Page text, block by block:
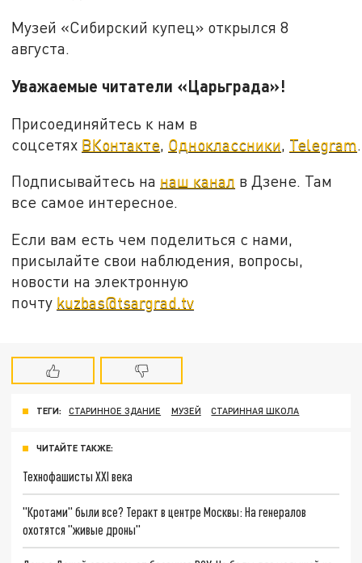
Музей «Сибирский купец» открылся 8
августа.
Уважаемые читатели «Царьграда»!
Присоединяйтесь к нам в
соцсетях ВКонтакте Одноклассники Telegram
Подписывайтесь на наш канал в Дзене. Там
все самое интересное.
Если вам есть чем поделиться с нами,
присылайте свои наблюдения, вопросы,
новости на электронную
почту kuzbas@tsargrad.tv
ТЕГИ: СТАРИННОЕ ЗДАНИЕ МУЗЕЙ СТАРИННАЯ ШКОЛА
ЧИТАЙТЕ ТАКЖЕ:
Технофашисты XXI века
"Кротами" были все? Теракт в центре Москвы: На генералов
охотятся "живые дроны"